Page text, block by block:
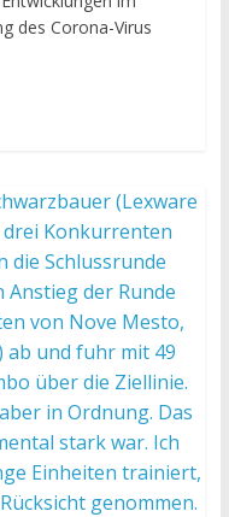
des Corona-Virus